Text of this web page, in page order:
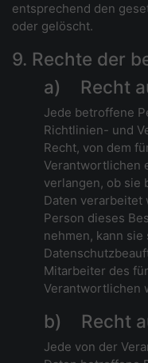
entsprechend den
oder gelöscht.
9. Rechte der
a) Recht
Jede betroffene
Richtlinien- und
Recht, von dem
Verantwortlichen
verlangen, ob sie
Daten verarbeitet
Person dieses
nehmen, kann
Mitarbeiter des
Verantwortlichen
b) Recht
Jede von der